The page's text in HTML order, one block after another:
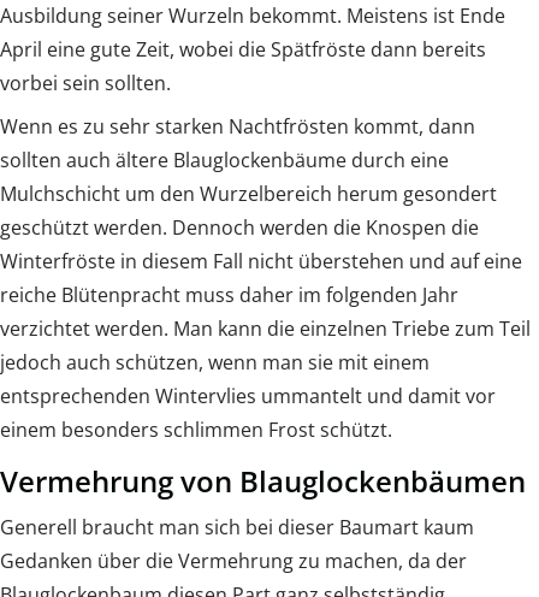
Ausbildung seiner Wurzeln bekommt. Meistens ist Ende
April eine gute Zeit, wobei die Spätfröste dann bereits
vorbei sein sollten.
Wenn es zu sehr starken Nachtfrösten kommt, dann
sollten auch ältere Blauglockenbäume durch eine
Mulchschicht um den Wurzelbereich herum gesondert
geschützt werden. Dennoch werden die Knospen die
Winterfröste in diesem Fall nicht überstehen und auf eine
reiche Blütenpracht muss daher im folgenden Jahr
verzichtet werden. Man kann die einzelnen Triebe zum Teil
jedoch auch schützen, wenn man sie mit einem
entsprechenden Wintervlies ummantelt und damit vor
einem besonders schlimmen Frost schützt.
Vermehrung von Blauglockenbäumen
Generell braucht man sich bei dieser Baumart kaum
Gedanken über die Vermehrung zu machen, da der